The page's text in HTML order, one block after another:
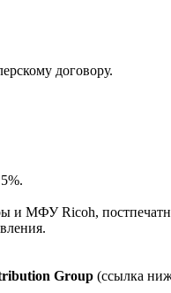
договору.
МФУ Ricoh,
Group (ссылка